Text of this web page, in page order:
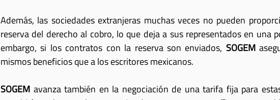
Además, las sociedades extranjeras muchas veces no pueden
reserva del derecho al cobro, lo que deja a sus representados en una
embargo, si los contratos con la reserva son enviados, SOGEM
mismos beneficios que a los escritores mexicanos.
SOGEM avanza también en la negociación de una tarifa fija para